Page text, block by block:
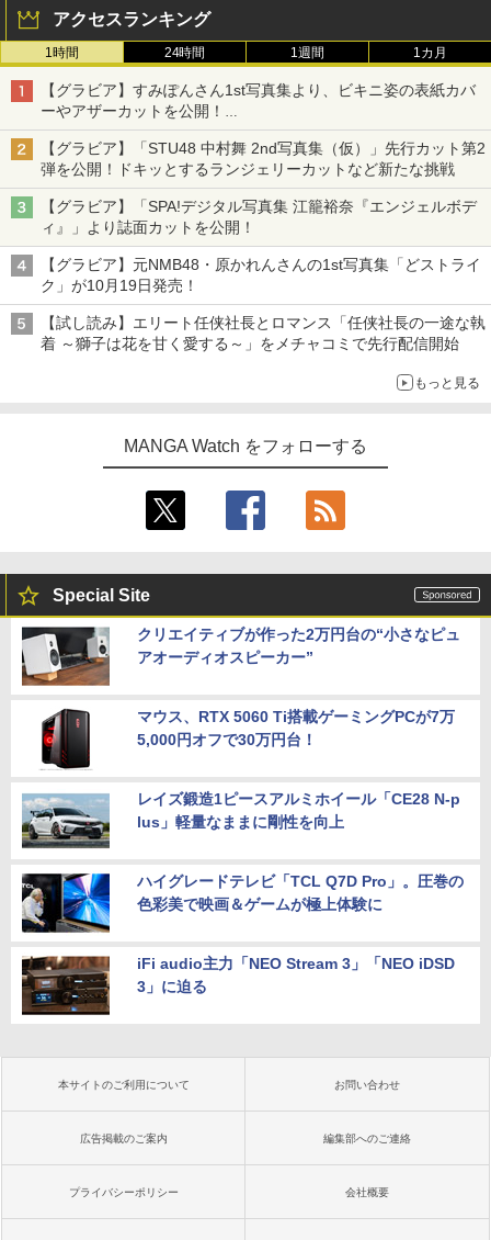
アクセスランキング
1時間 24時間 1週間 1カ月
【グラビア】すみぽんさん1st写真集より、ビキニ姿の表紙カバ
ーやアザーカットを公開！
タイトルは「offcourt（オフコート）」に決定
【グラビア】「STU48 中村舞 2nd写真集（仮）」先行カット第2
弾を公開！ドキッとするランジェリーカットなど新たな挑戦
【グラビア】「SPA!デジタル写真集 江籠裕奈『エンジェルボデ
ィ』」より誌面カットを公開！
【グラビア】元NMB48・原かれんさんの1st写真集「どストライ
ク」が10月19日発売！
【試し読み】エリート任侠社長とロマンス「任侠社長の一途な執
着 ～獅子は花を甘く愛する～」をメチャコミで先行配信開始
もっと見る
MANGA Watch をフォローする
Special Site
クリエイティブが作った2万円台の“小さなピュ
アオーディオスピーカー”
マウス、RTX 5060 Ti搭載ゲーミングPCが7万
5,000円オフで30万円台！
レイズ鍛造1ピースアルミホイール「CE28 N-p
lus」軽量なままに剛性を向上
ハイグレードテレビ「TCL Q7D Pro」。圧巻の
色彩美で映画＆ゲームが極上体験に
iFi audio主力「NEO Stream 3」「NEO iDSD
3」に迫る
本サイトのご利用について お問い合わせ
広告掲載のご案内 編集部へのご連絡
プライバシーポリシー 会社概要